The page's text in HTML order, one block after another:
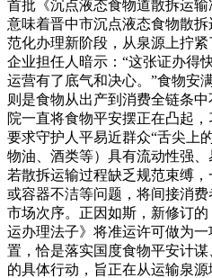
首批《沉点液态食物道散拆运输
意味着晋中市沉点液态食物散
范化办理新阶段，从泉源上拧
企业担任人暗示：“这张证办得
运营有了底气和决心。”食物安
则是食物从出产到消费全链条
院一直将食物平安摆正在凸起
要求守护人平易近群众“舌尖上
物油、酒类等）具有流动性强、
若散拆运输过程缺乏规范束缚
或容器不洁等问题，将间接消
市场次序。正因如斯，新修订
运办理法子》将准运许可做为
置，恰是落实国度食物平安计
的具体行动，旨正在从运输泉